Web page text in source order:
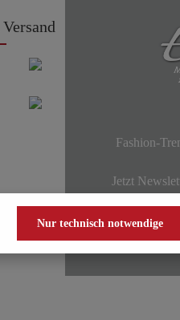
Fashion-
Jetzt
Nur technisch notwendige